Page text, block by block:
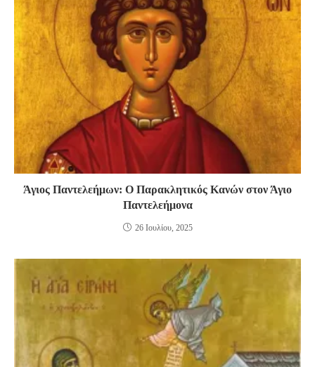
Άγιος Παντελεήμων: Ο Παρακλητικός Κανών στον Άγιο
Παντελεήμονα
26 Ιουλίου, 2025